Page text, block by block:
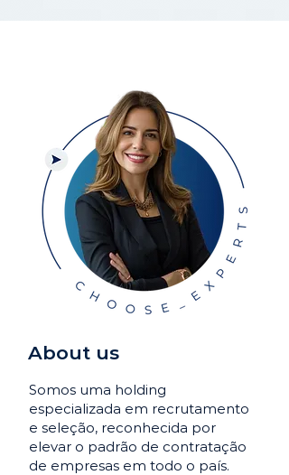
About us
Somos uma holding
especializada em recrutamento
e seleção, reconhecida por
elevar o padrão de contratação
de empresas em todo o país.